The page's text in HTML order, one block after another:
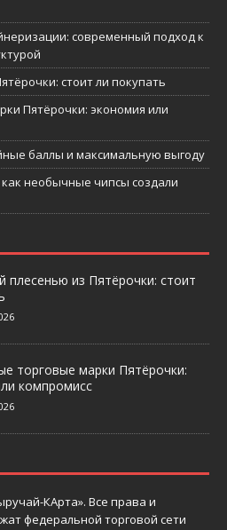
современный подход к
стоит ли покупать
Пятёрочки: экономия или
баллы и максимальную выгоду
необычные чипсы создали
плесенью из Пятёрочки: стоит
торговые марки Пятёрочки:
компромисс
КАрта». Все права и
федеральной торговой сети